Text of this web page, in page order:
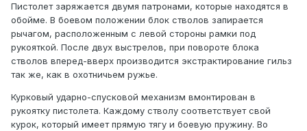
Пистолет заряжается двумя патронами, которые находятся в
обойме. В боевом положении блок стволов запирается
рычагом, расположенным с левой стороны рамки под
рукояткой. После двух выстрелов, при повороте блока
стволов вперед-вверх производится экстрактирование гильз
так же, как в охотничьем ружье.
Курковый ударно-спусковой механизм вмонтирован в
рукоятку пистолета. Каждому стволу соответствует свой
курок, который имеет прямую тягу и боевую пружину. Во